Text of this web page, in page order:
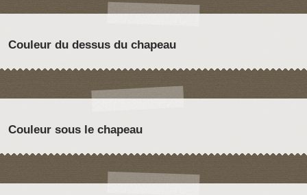
Couleur du dessus du chapeau
Couleur sous le chapeau